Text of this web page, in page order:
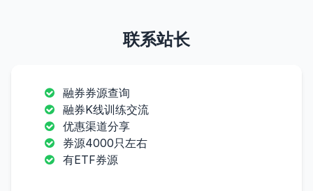
联系站长
融券券源查询
融券K线训练交流
优惠渠道分享
券源4000只左右
有ETF券源